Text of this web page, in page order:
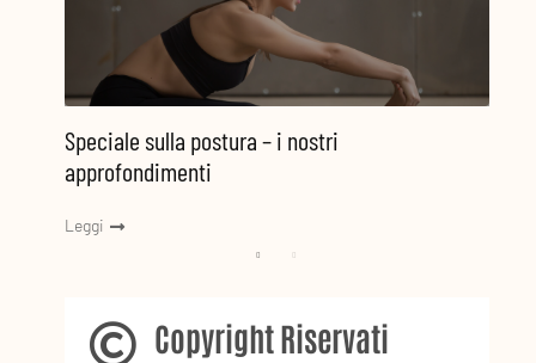
Speciale sulla postura – i nostri
approfondimenti
Leggi
Copyright Riservati